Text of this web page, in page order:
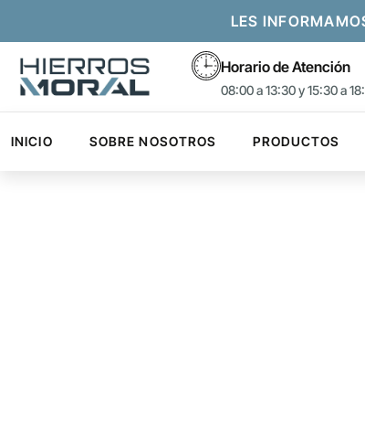
LES
Horario de Atención
08:00 a 13:30 y 15:30 a
INICIO SOBRE NOSOTROS PRODUCTOS